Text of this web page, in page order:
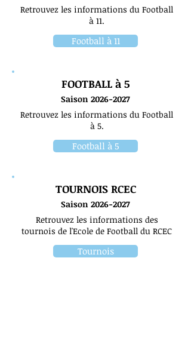
Retrouvez les informations du Football
à 11.
Football à 11
FOOTBALL à 5
Saison 2026-2027
Retrouvez les informations du Football
à 5.
Football à 5
TOURNOIS RCEC
Saison 2026-2027
Retrouvez les informations des
tournois de l'Ecole de Football du RCEC
Tournois